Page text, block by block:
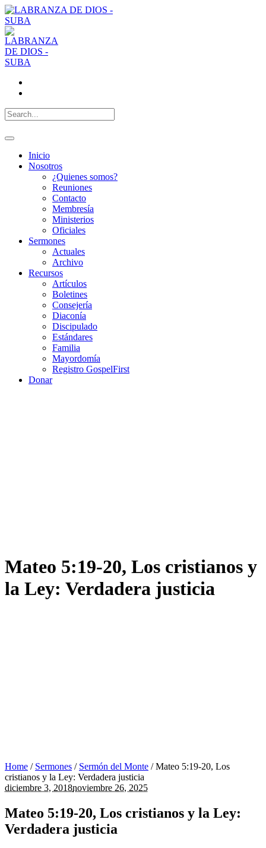
Inicio
Nosotros
¿Quienes somos?
Reuniones
Contacto
Membresía
Ministerios
Oficiales
Sermones
Actuales
Archivo
Recursos
Artículos
Boletines
Consejería
Diaconía
Discipulado
Estándares
Familia
Mayordomía
Registro GospelFirst
Donar
Mateo 5:19-20, Los cristianos y
la Ley: Verdadera justicia
Home / Sermones / Sermón del Monte / Mateo 5:19-20, Los
cristianos y la Ley: Verdadera justicia
diciembre 3, 2018noviembre 26, 2025
Mateo 5:19-20, Los cristianos y la Ley:
Verdadera justicia